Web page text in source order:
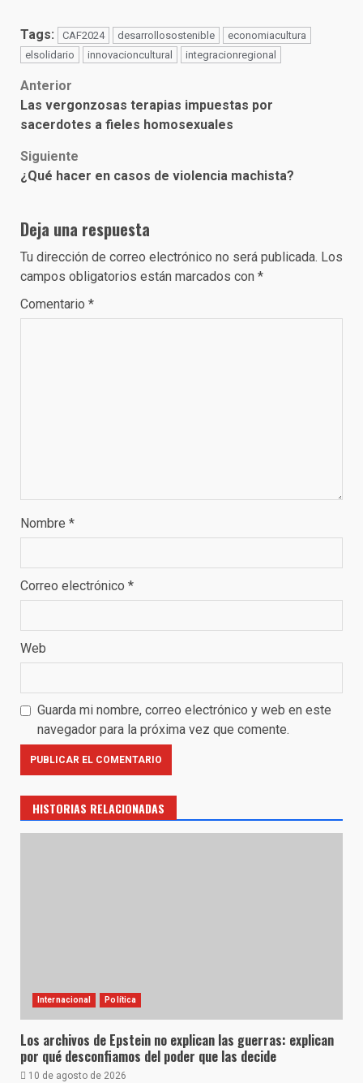
Tags: CAF2024 desarrollosostenible
economiacultura
elsolidario
innovacioncultural integracionregional
Post
navigation
Anterior
Las vergonzosas terapias impuestas por
sacerdotes a fieles homosexuales
Siguiente
¿Qué hacer en casos de violencia machista?
Deja una respuesta
Tu dirección de correo electrónico no será publicada. Los
campos obligatorios están marcados con *
Comentario *
Nombre *
Correo electrónico *
Web
Guarda mi nombre, correo electrónico y web en este
navegador para la próxima vez que comente.
HISTORIAS RELACIONADAS
Internacional Política
Los archivos de Epstein no explican las guerras: explican
por qué desconfiamos del poder que las decide
10 de agosto de 2026